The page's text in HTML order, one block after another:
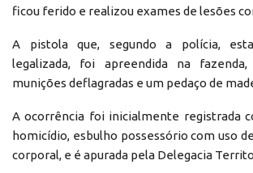
ficou ferido e realizou exames de lesões
A pistola que, segundo a polícia,
legalizada, foi apreendida na
munições deflagradas e um pedaço de
A ocorrência foi inicialmente registrada
homicídio, esbulho possessório com uso
corporal, e é apurada pela Delegacia